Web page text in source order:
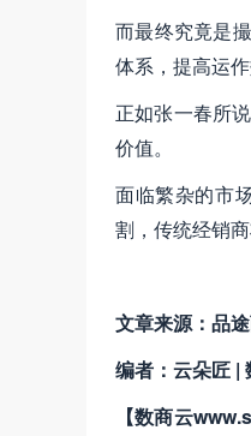
而最终究竟是
体系，提高运
正如张一春所
价值。
面临繁杂的市
割，传统经销
文章来源：品
编者：云朵匠
【数商云